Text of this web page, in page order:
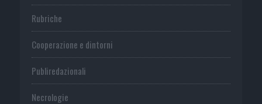
Rubriche
Cooperazione e dintorni
Publiredazionali
Necrologie